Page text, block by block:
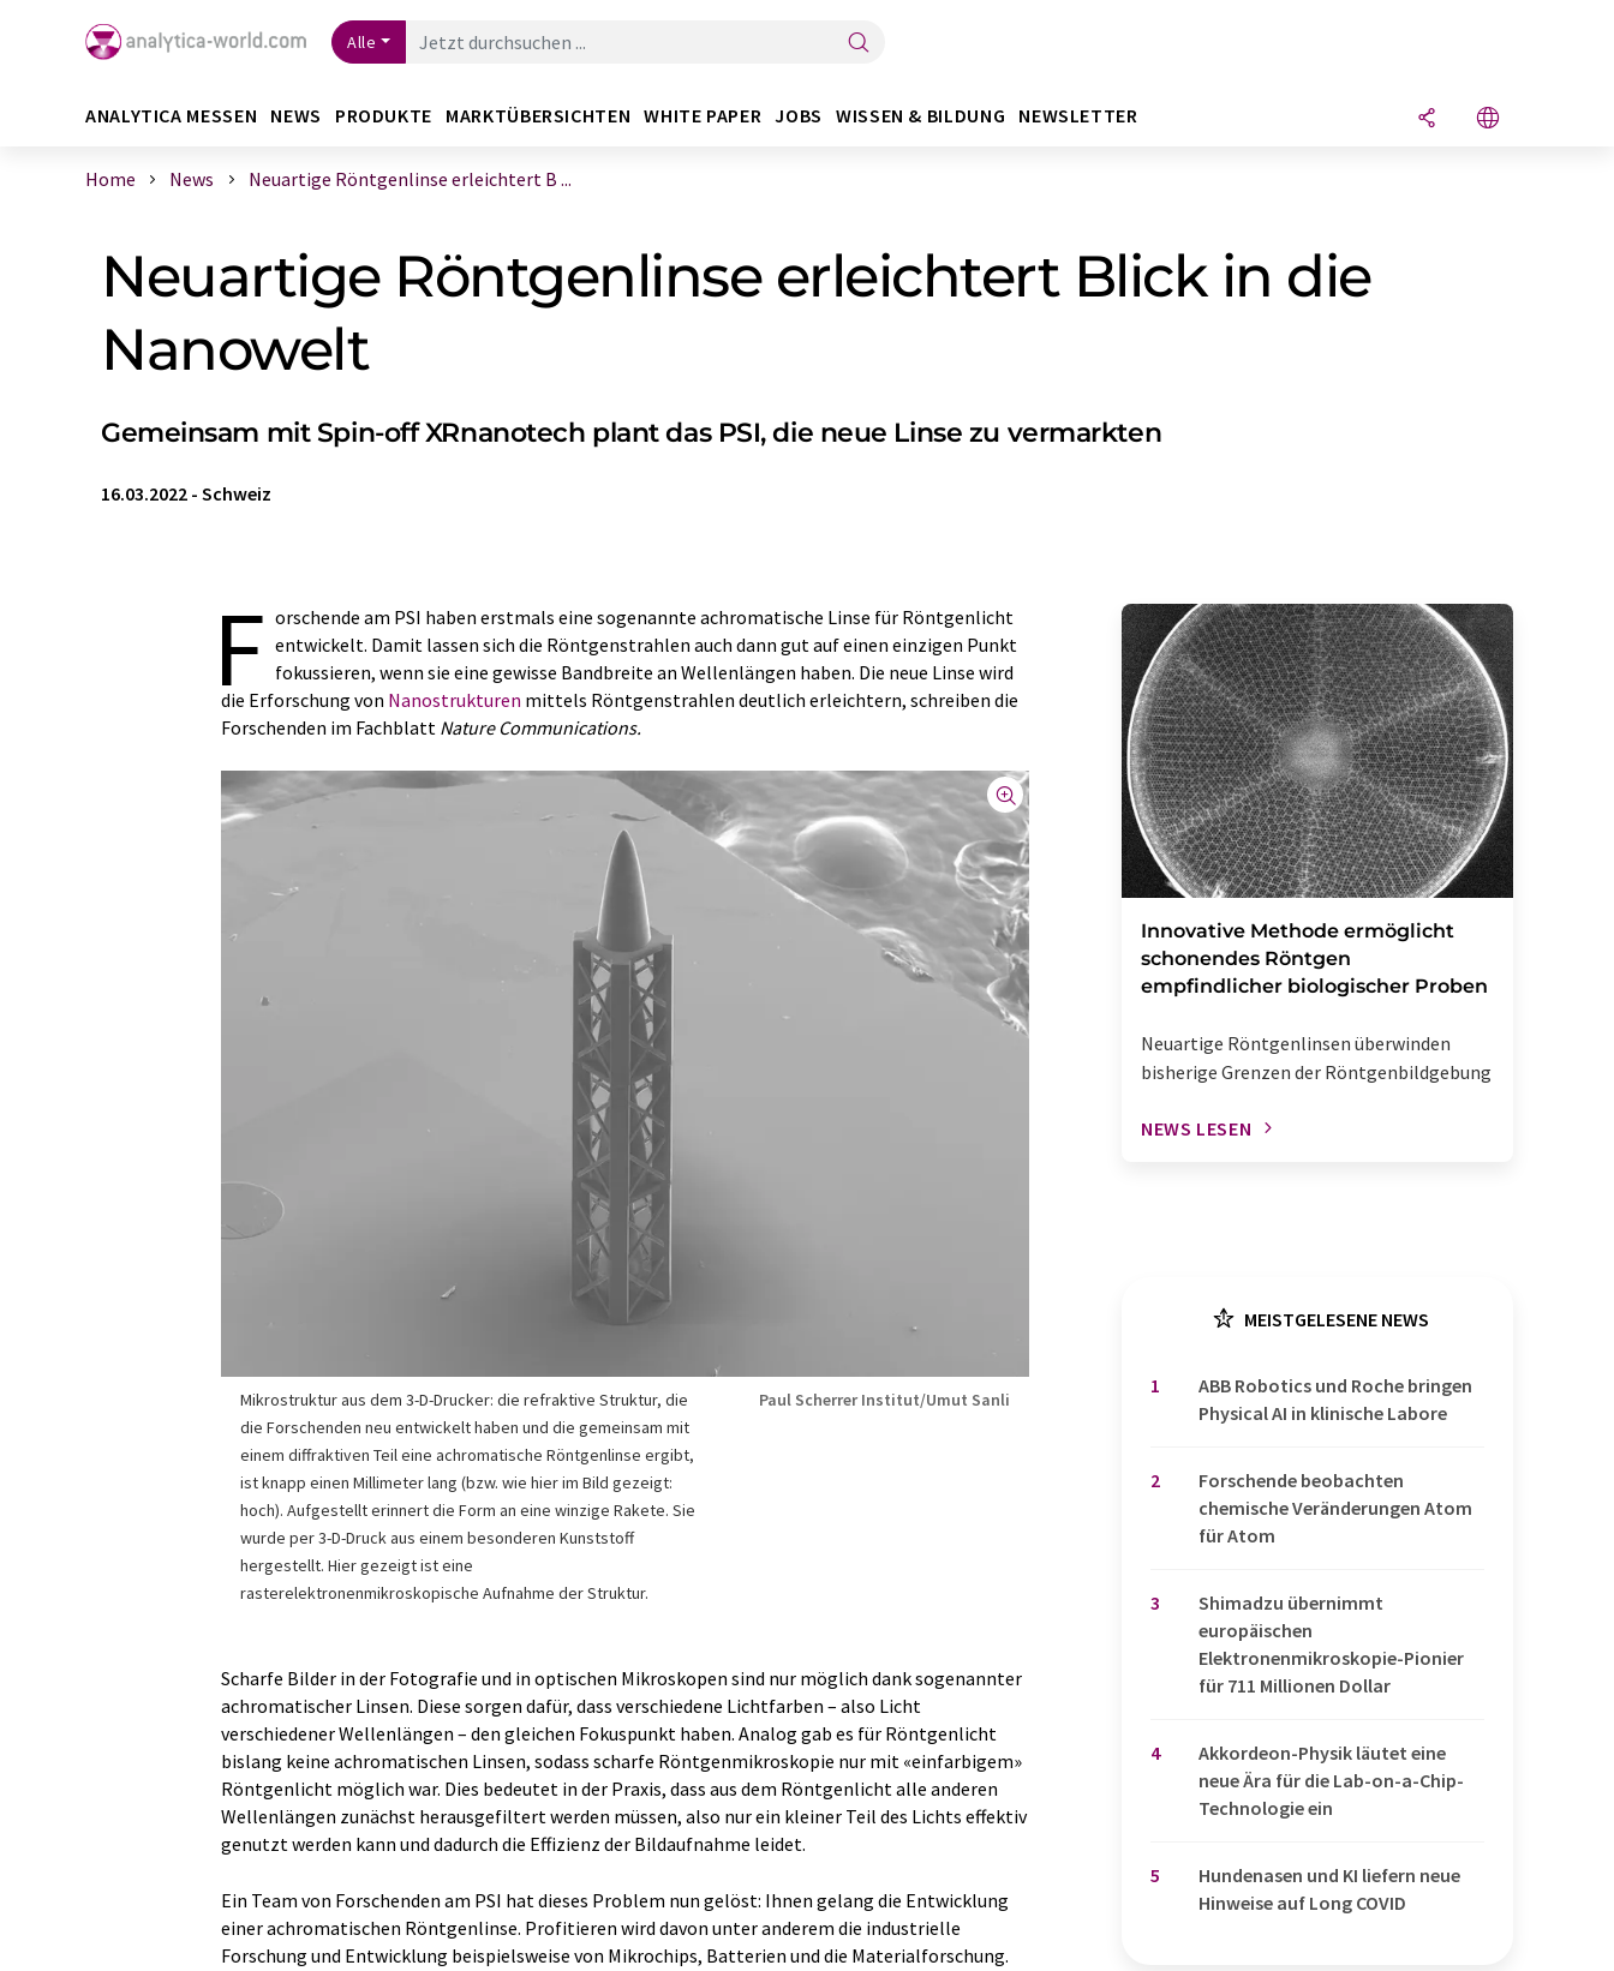
Alle
ANALYTICA MESSEN NEWS PRODUKTE MARKTÜBERSICHTEN WHITE PAPER JOBS WISSEN & BILDUNG NEWSLETTER
Home News Neuartige Röntgenlinse erleichtert B ...
Neuartige Röntgenlinse erleichtert Blick in die
Nanowelt
Gemeinsam mit Spin-off XRnanotech plant das PSI, die neue Linse zu vermarkten
16.03.2022 - Schweiz
F orschende am PSI haben erstmals eine sogenannte achromatische Linse für Röntgenlicht
entwickelt. Damit lassen sich die Röntgenstrahlen auch dann gut auf einen einzigen Punkt
fokussieren, wenn sie eine gewisse Bandbreite an Wellenlängen haben. Die neue Linse wird
die Erforschung von Nanostrukturen mittels Röntgenstrahlen deutlich erleichtern, schreiben die
Forschenden im Fachblatt Nature Communications.
Mikrostruktur aus dem 3-D-Drucker: die refraktive Struktur, die
die Forschenden neu entwickelt haben und die gemeinsam mit
einem diffraktiven Teil eine achromatische Röntgenlinse ergibt,
ist knapp einen Millimeter lang (bzw. wie hier im Bild gezeigt:
hoch). Aufgestellt erinnert die Form an eine winzige Rakete. Sie
wurde per 3-D-Druck aus einem besonderen Kunststoff
hergestellt. Hier gezeigt ist eine
rasterelektronenmikroskopische Aufnahme der Struktur.
Paul Scherrer Institut/Umut Sanli
Scharfe Bilder in der Fotografie und in optischen Mikroskopen sind nur möglich dank sogenannter
achromatischer Linsen. Diese sorgen dafür, dass verschiedene Lichtfarben – also Licht
verschiedener Wellenlängen – den gleichen Fokuspunkt haben. Analog gab es für Röntgenlicht
bislang keine achromatischen Linsen, sodass scharfe Röntgenmikroskopie nur mit «einfarbigem»
Röntgenlicht möglich war. Dies bedeutet in der Praxis, dass aus dem Röntgenlicht alle anderen
Wellenlängen zunächst herausgefiltert werden müssen, also nur ein kleiner Teil des Lichts effektiv
genutzt werden kann und dadurch die Effizienz der Bildaufnahme leidet.
Ein Team von Forschenden am PSI hat dieses Problem nun gelöst: Ihnen gelang die Entwicklung
einer achromatischen Röntgenlinse. Profitieren wird davon unter anderem die industrielle
Forschung und Entwicklung beispielsweise von Mikrochips, Batterien und die Materialforschung.
Innovative Methode ermöglicht
schonendes Röntgen
empfindlicher biologischer Proben
Neuartige Röntgenlinsen überwinden
bisherige Grenzen der Röntgenbildgebung
NEWS LESEN
MEISTGELESENE NEWS
1
​​​​​​​ABB Robotics und Roche bringen
Physical AI in klinische Labore
2
Forschende beobachten
chemische Veränderungen Atom
für Atom
3
Shimadzu übernimmt
europäischen
Elektronenmikroskopie-Pionier
für 711 Millionen Dollar
4
Akkordeon-Physik läutet eine
neue Ära für die Lab-on-a-Chip-
Technologie ein
5
Hundenasen und KI liefern neue
Hinweise auf Long COVID